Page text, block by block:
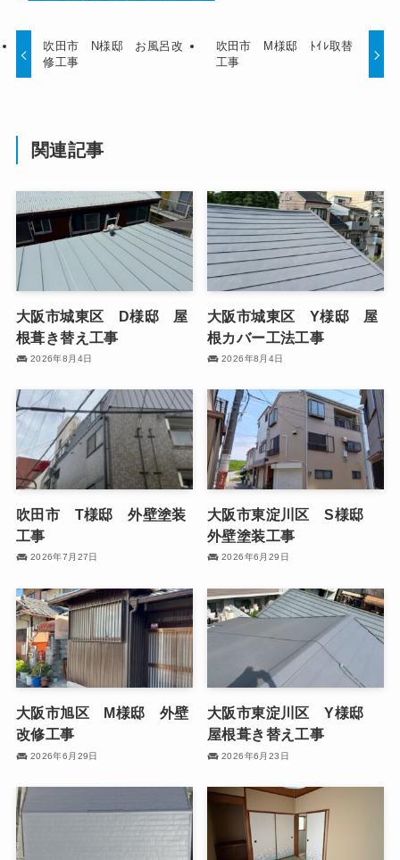
吹田市 N様邸 お風呂改
修工事
吹田市 M様邸 ﾄｲﾚ取替
工事
関連記事
大阪市城東区 D様邸 屋
根葺き替え工事
2026年8月4日
大阪市城東区 Y様邸 屋
根カバー工法工事
2026年8月4日
吹田市 T様邸 外壁塗装
工事
2026年7月27日
大阪市東淀川区 S様邸
外壁塗装工事
2026年6月29日
大阪市旭区 M様邸 外壁
改修工事
2026年6月29日
大阪市東淀川区 Y様邸
屋根葺き替え工事
2026年6月23日